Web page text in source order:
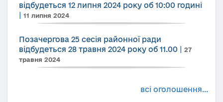
відбудеться 12 липня 2024 року об 10:00 годині
11 липня 2024
Позачергова 25 сесія районної ради
відбудеться 28 травня 2024 року об 11.00
27
травня 2024
всі оголошення...